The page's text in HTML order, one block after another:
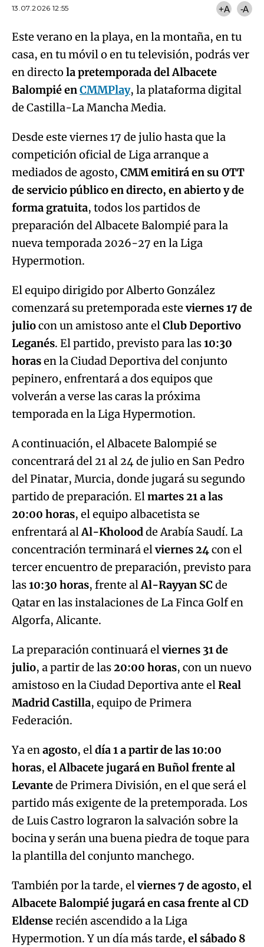
13.07.2026 12:55
+A -A
Este verano en la playa, en la montaña, en tu
casa, en tu móvil o en tu televisión, podrás ver
en directo la pretemporada del Albacete
Balompié enCMMPlay, la plataforma digital
de Castilla-La Mancha Media.
Desde este viernes 17 de julio hasta que la
competición oficial de Liga arranque a
mediados de agosto, CMM emitirá en su OTT
de servicio público en directo, en abierto y de
forma gratuita, todos los partidos de
preparación del Albacete Balompié para la
nueva temporada 2026-27 en la Liga
Hypermotion.
El equipo dirigido por Alberto González
comenzará su pretemporada esteviernes 17 de
juliocon un amistoso ante elClub Deportivo
Leganés. El partido, previsto para las10:30
horasen la Ciudad Deportiva del conjunto
pepinero, enfrentará a dos equipos que
volverán a verse las caras la próxima
temporada en la Liga Hypermotion.
A continuación, el Albacete Balompié se
concentrará del 21 al 24 de julio en San Pedro
del Pinatar, Murcia, donde jugará su segundo
partido de preparación. Elmartes 21 a las
20:00 horas, el equipo albacetista se
enfrentará alAl-Kholoodde Arabía Saudí. La
concentración terminará elviernes 24con el
tercer encuentro de preparación, previsto para
las10:30 horas, frente alAl-Rayyan SCde
Qatar en las instalaciones de La Finca Golf en
Algorfa, Alicante.
La preparación continuará elviernes 31 de
julio, a partir de las20:00 horas, con un nuevo
amistoso en la Ciudad Deportiva ante elReal
Madrid Castilla, equipo de Primera
Federación.
Ya enagosto, eldía 1 a partir de las 10:00
horas, el Albacete jugará en Buñol frente al
Levantede Primera División, en el que será el
partido más exigente de la pretemporada. Los
de Luis Castro lograron la salvación sobre la
bocina y serán una buena piedra de toque para
la plantilla del conjunto manchego.
También por la tarde, elviernes 7 de agosto, el
Albacete Balompié jugará en casa frente al CD
Eldenserecién ascendido a la Liga
Hypermotion. Y un día más tarde, el sábado 8